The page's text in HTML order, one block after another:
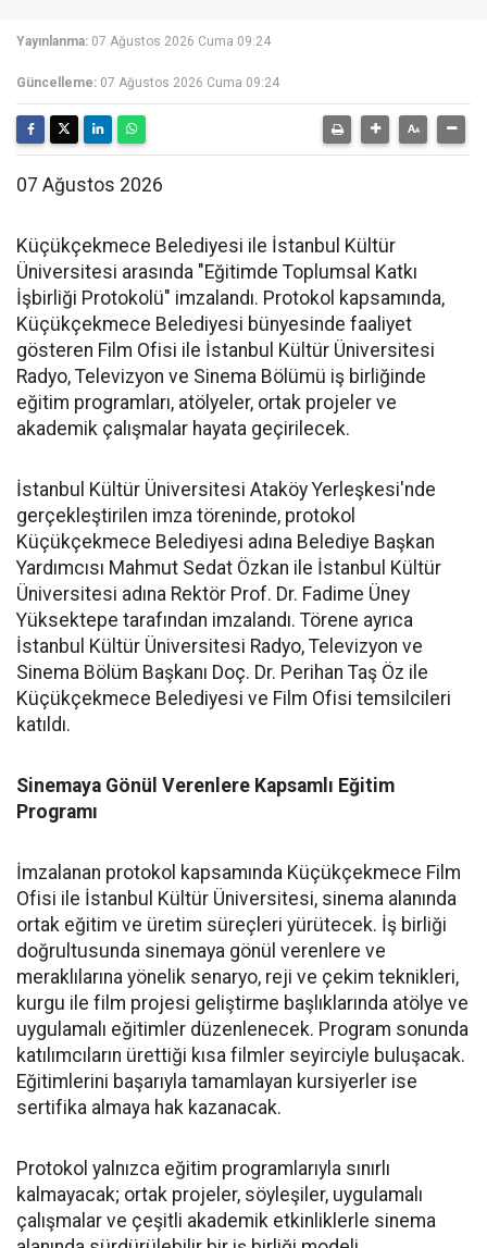
Yayınlanma: 07 Ağustos 2026 Cuma 09:24
Güncelleme: 07 Ağustos 2026 Cuma 09:24
07 Ağustos 2026
Küçükçekmece Belediyesi ile İstanbul Kültür
Üniversitesi arasında "Eğitimde Toplumsal Katkı
İşbirliği Protokolü" imzalandı. Protokol kapsamında,
Küçükçekmece Belediyesi bünyesinde faaliyet
gösteren Film Ofisi ile İstanbul Kültür Üniversitesi
Radyo, Televizyon ve Sinema Bölümü iş birliğinde
eğitim programları, atölyeler, ortak projeler ve
akademik çalışmalar hayata geçirilecek.
İstanbul Kültür Üniversitesi Ataköy Yerleşkesi'nde
gerçekleştirilen imza töreninde, protokol
Küçükçekmece Belediyesi adına Belediye Başkan
Yardımcısı Mahmut Sedat Özkan ile İstanbul Kültür
Üniversitesi adına Rektör Prof. Dr. Fadime Üney
Yüksektepe tarafından imzalandı. Törene ayrıca
İstanbul Kültür Üniversitesi Radyo, Televizyon ve
Sinema Bölüm Başkanı Doç. Dr. Perihan Taş Öz ile
Küçükçekmece Belediyesi ve Film Ofisi temsilcileri
katıldı.
Sinemaya Gönül Verenlere Kapsamlı Eğitim
Programı
İmzalanan protokol kapsamında Küçükçekmece Film
Ofisi ile İstanbul Kültür Üniversitesi, sinema alanında
ortak eğitim ve üretim süreçleri yürütecek. İş birliği
doğrultusunda sinemaya gönül verenlere ve
meraklılarına yönelik senaryo, reji ve çekim teknikleri,
kurgu ile film projesi geliştirme başlıklarında atölye ve
uygulamalı eğitimler düzenlenecek. Program sonunda
katılımcıların ürettiği kısa filmler seyirciyle buluşacak.
Eğitimlerini başarıyla tamamlayan kursiyerler ise
sertifika almaya hak kazanacak.
Protokol yalnızca eğitim programlarıyla sınırlı
kalmayacak; ortak projeler, söyleşiler, uygulamalı
çalışmalar ve çeşitli akademik etkinliklerle sinema